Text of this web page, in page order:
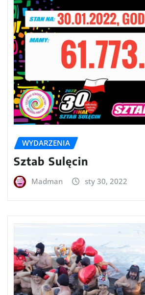
WYDARZENIA
Sztab Sulęcin
Madman sty 30, 2022